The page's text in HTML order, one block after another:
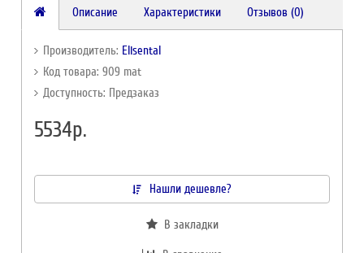
Описание Характеристики Отзывов (0)
Производитель: Elisental
Код товара: 909 mat
Доступность: Предзаказ
5534р.
Нашли дешевле?
В закладки